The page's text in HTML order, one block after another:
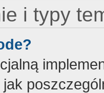
i typy